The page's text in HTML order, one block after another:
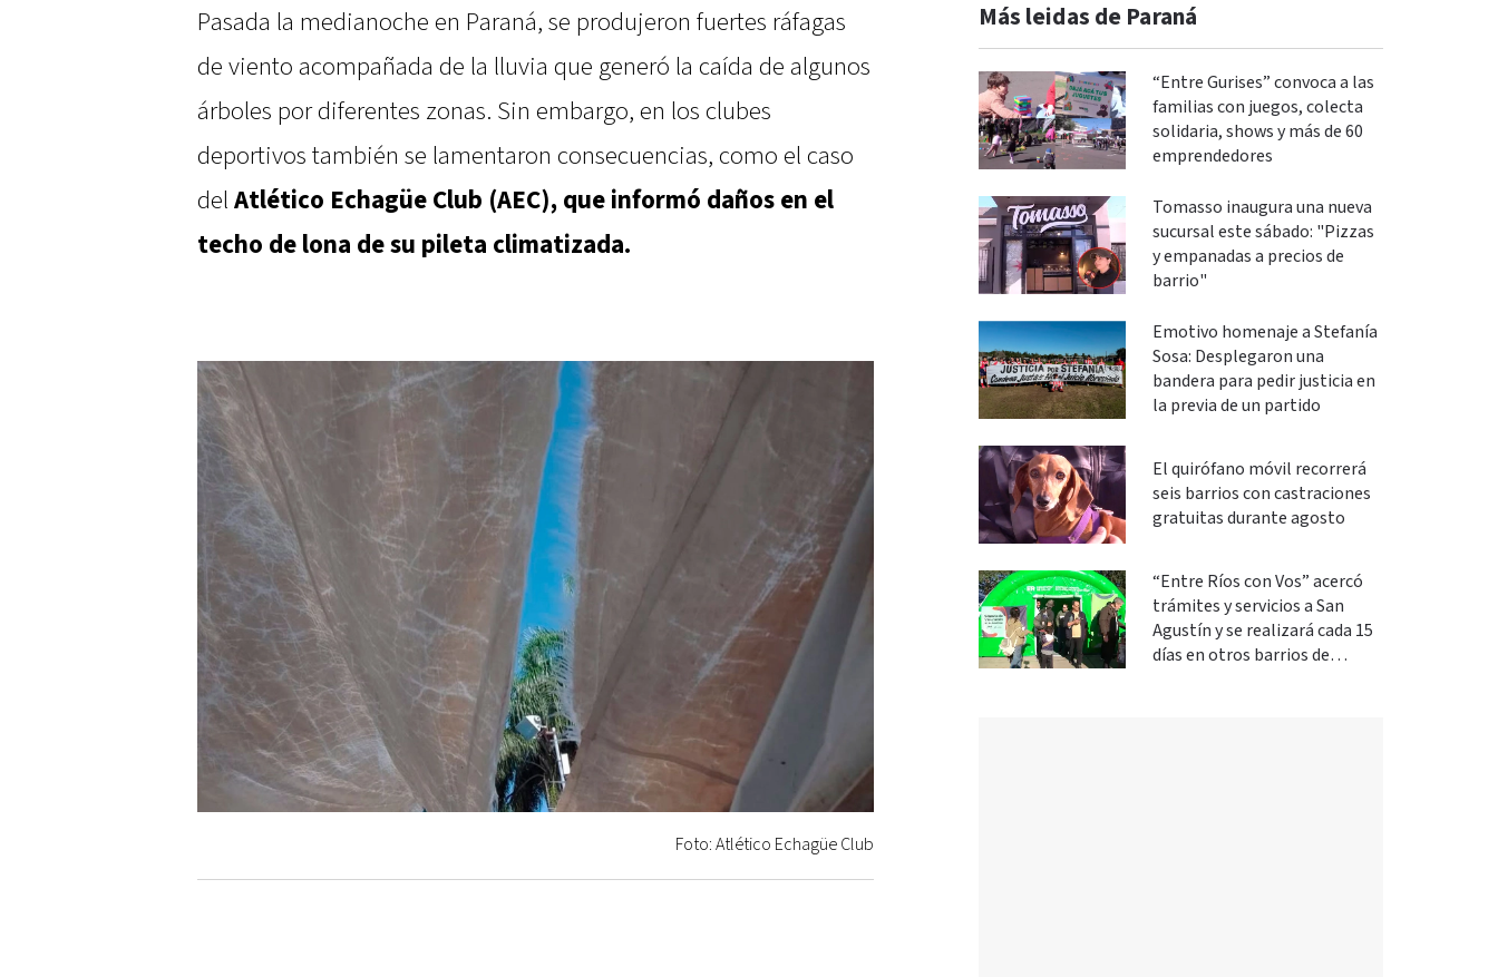
Pasada la medianoche en Paraná, se produjeron fuertes ráfagas
de viento acompañada de la lluvia que generó la caída de algunos
árboles por diferentes zonas. Sin embargo, en los clubes
deportivos también se lamentaron consecuencias, como el caso
del Atlético Echagüe Club (AEC), que informó daños en el
techo de lona de su pileta climatizada.
Foto: Atlético Echagüe Club
Más leidas de Paraná
“Entre Gurises” convoca a las
familias con juegos, colecta
solidaria, shows y más de 60
emprendedores
Tomasso inaugura una nueva
sucursal este sábado: "Pizzas
y empanadas a precios de
barrio"
Emotivo homenaje a Stefanía
Sosa: Desplegaron una
bandera para pedir justicia en
la previa de un partido
El quirófano móvil recorrerá
seis barrios con castraciones
gratuitas durante agosto
“Entre Ríos con Vos” acercó
trámites y servicios a San
Agustín y se realizará cada 15
días en otros barrios de